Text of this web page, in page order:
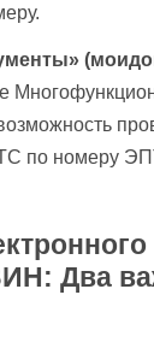
по номеру
Два